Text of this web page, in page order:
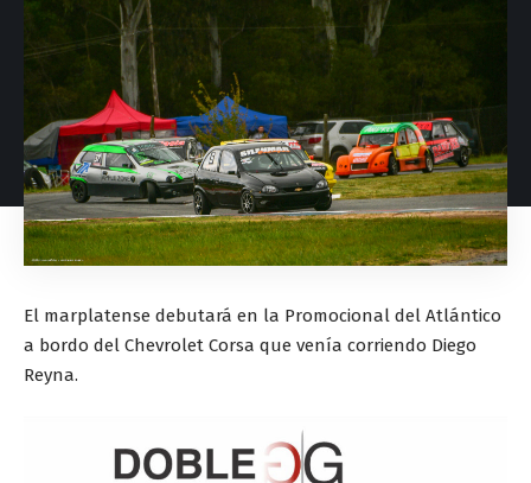
El marplatense debutará en la Promocional del Atlántico
a bordo del Chevrolet Corsa que venía corriendo Diego
Reyna.